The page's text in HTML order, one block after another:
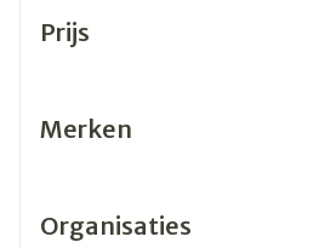
Prijs
Merken
Organisaties